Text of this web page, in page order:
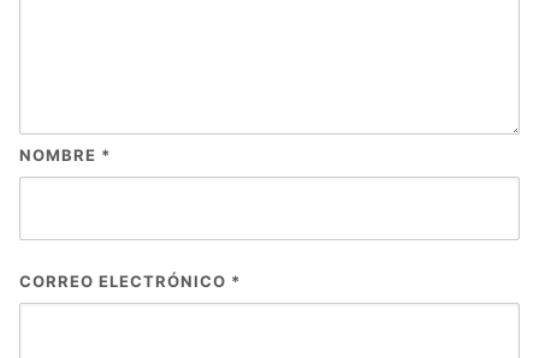
NOMBRE *
CORREO ELECTRÓNICO *